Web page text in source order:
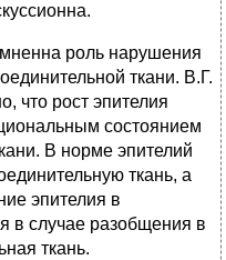
роль нарушения
ткани. В.Г.
что рост эпителия
состоянием
В норме эпителий
ткань, а
эпителия в
в случае разобщения в
ткань.